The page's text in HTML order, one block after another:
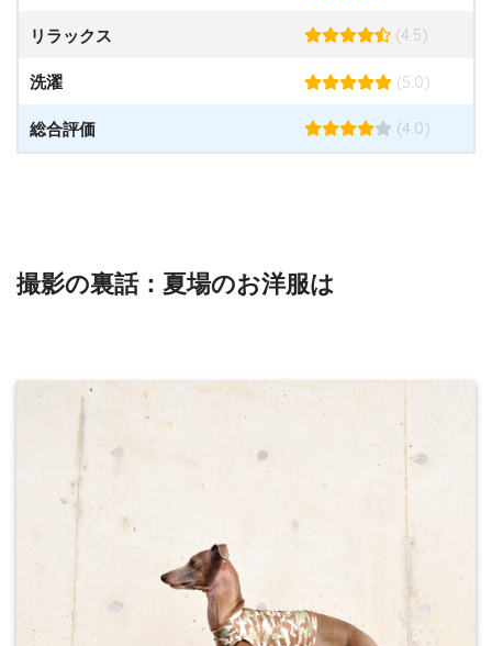
リラックス (4.5)
洗濯 (5.0)
総合評価 (4.0)
撮影の裏話：夏場のお洋服は